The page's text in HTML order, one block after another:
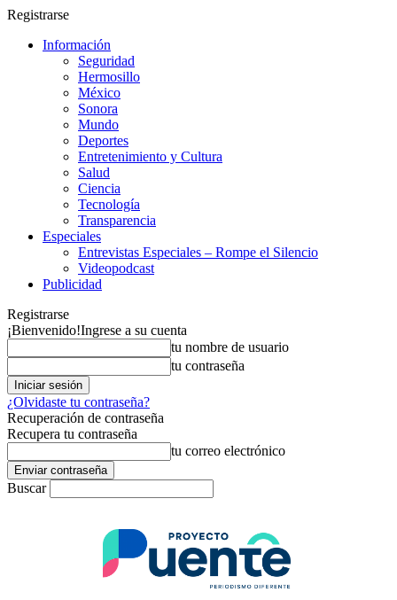
Registrarse
Información
Seguridad
Hermosillo
México
Sonora
Mundo
Deportes
Entretenimiento y Cultura
Salud
Ciencia
Tecnología
Transparencia
Especiales
Entrevistas Especiales – Rompe el Silencio
Videopodcast
Publicidad
Registrarse
¡Bienvenido!Ingrese a su cuenta
tu nombre de usuario
tu contraseña
¿Olvidaste tu contraseña?
Recuperación de contraseña
Recupera tu contraseña
tu correo electrónico
Buscar